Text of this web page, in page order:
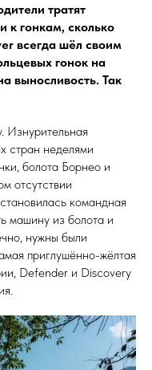
тратят
к гонкам, сколько
всегда шёл своим
гонок на
выносливость. Так
Изнурительная
стран неделями
болота Борнео и
отсутствии
командная
машину из болота и
нужны были
приглушённо-жёлтая
Defender и Discovery